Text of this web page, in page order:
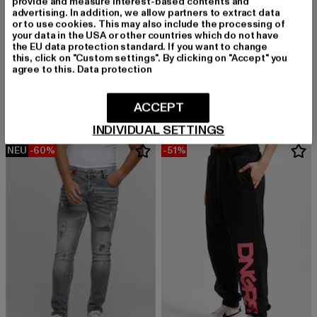
URBAN CLASSICS
Derzeitiger Preis: 18,99 EURAktionspreis: 24,99 EUR
2Y PREMIUM
21,00 EUR
Derzeitiger Preis: 21,00 EUR
49,99 EUR
NEU -60% -51%
advertising. In addition, we allow partners to extract data
or to use cookies. This may also include the processing of
your data in the USA or other countries which do not have
the EU data protection standard. If you want to change
this, click on "Custom settings". By clicking on "Accept" you
agree to this. Data protection
INDIVIDUAL SETTINGS
ACCEPT